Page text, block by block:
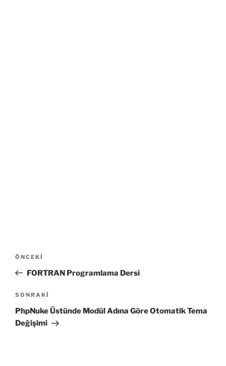
Yazı
Önceki
Yazı
ÖNCEKI
FORTRAN Programlama Dersi
Sonraki
Yazı
SONRAKI
PhpNuke Üstünde Modül Adına Göre Otomatik Tema
Değişimi